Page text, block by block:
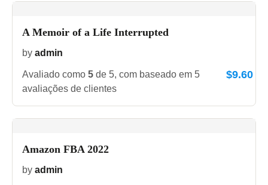
A Memoir of a Life Interrupted
by admin
Avaliado como 5 de 5, com baseado em 5
avaliações de clientes
$9.60
Amazon FBA 2022
by admin